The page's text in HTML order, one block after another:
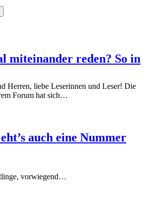
miteinander reden? So in
Herren, liebe Leserinnen und Leser! Die
Forum hat sich…
auch eine Nummer
vorwiegend…